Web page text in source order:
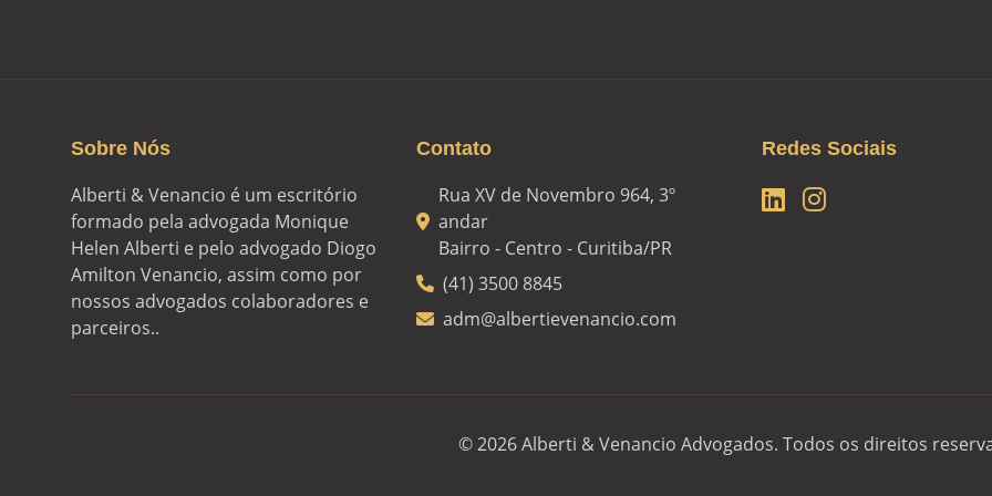
Sobre Nós
Alberti & Venancio é um escritório
formado pela advogada Monique
Helen Alberti e pelo advogado Diogo
Amilton Venancio, assim como por
nossos advogados colaboradores e
parceiros..
Contato
Rua XV de Novembro 964, 3º
andar
Bairro - Centro - Curitiba/PR
(41) 3500 8845
adm@albertievenancio.com
Redes Sociais
© 2026 Alberti & Venancio Advogados. Todos os direitos